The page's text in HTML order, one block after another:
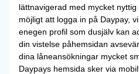
lättnavigerad med mycket
möjligt att logga in på Daypay,
enegen profil som dusjälv kan
din vistelse påhemsidan
dina låneansökningar mycket
Daypays hemsida sker via